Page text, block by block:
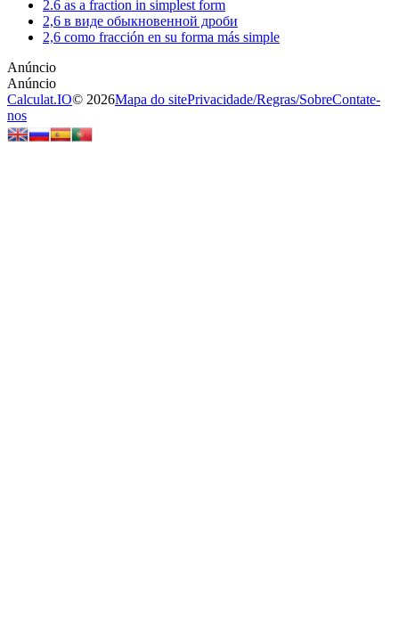
2.6 as a fraction in simplest form
2,6 в виде обыкновенной дроби
2,6 como fracción en su forma más simple
Calculat.IO© 2026Mapa do sitePrivacidade/Regras/SobreContate-
nos